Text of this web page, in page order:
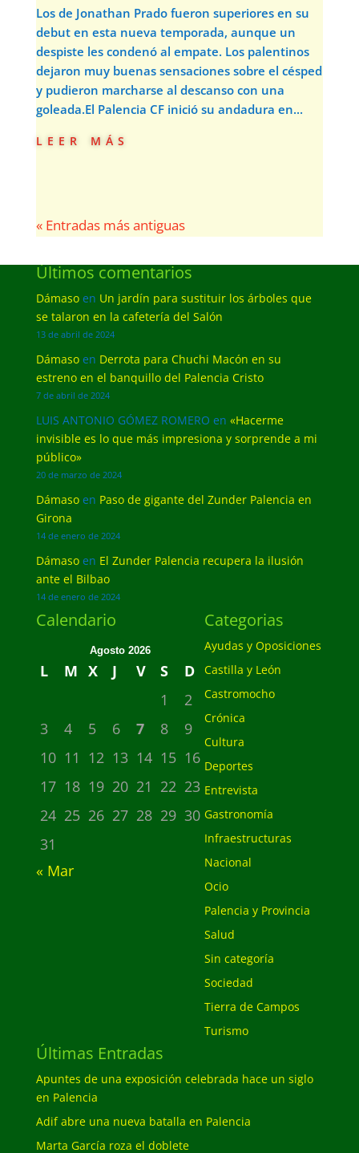
Los de Jonathan Prado fueron superiores en su
debut en esta nueva temporada, aunque un
despiste les condenó al empate. Los palentinos
dejaron muy buenas sensaciones sobre el césped
y pudieron marcharse al descanso con una
goleada.El Palencia CF inició su andadura en...
leer más
« Entradas más antiguas
Últimos comentarios
Dámasoen Un jardín para sustituir los árboles que
se talaron en la cafetería del Salón
13 de abril de 2024
Dámasoen Derrota para Chuchi Macón en su
estreno en el banquillo del Palencia Cristo
7 de abril de 2024
LUIS ANTONIO GÓMEZ ROMERO en «Hacerme
invisible es lo que más impresiona y sorprende a mi
público»
20 de marzo de 2024
Dámasoen Paso de gigante del Zunder Palencia en
Girona
14 de enero de 2024
Dámasoen El Zunder Palencia recupera la ilusión
ante el Bilbao
14 de enero de 2024
Calendario
Agosto 2026
L M X J V S
D
1
2
3
4 5 6 7 8
9
10 11 12 13 14 15 16
17 18 19 20 21 22 23
24 25 26 27 28 29 30
31
« Mar
Categorias
Ayudas y Oposiciones
Castilla y León
Castromocho
Crónica
Cultura
Deportes
Entrevista
Gastronomía
Infraestructuras
Nacional
Ocio
Palencia y Provincia
Salud
Sin categoría
Sociedad
Tierra de Campos
Turismo
Últimas Entradas
Apuntes de una exposición celebrada hace un siglo
en Palencia
Adif abre una nueva batalla en Palencia
Marta García roza el doblete